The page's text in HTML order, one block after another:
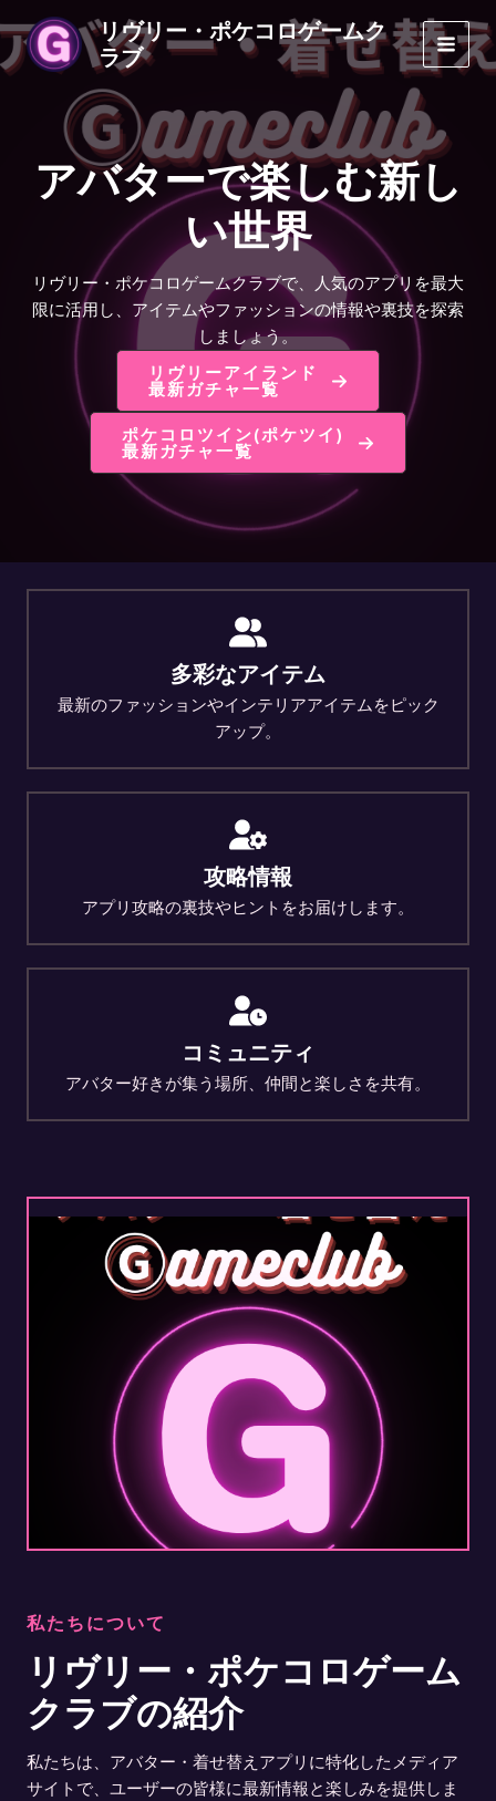
容
を
リヴリー・ポケコロゲームク
ラブ
アバターで楽しむ新し
い世界
リヴリー・ポケコロゲームクラブで、人気のアプリを最大
限に活用し、アイテムやファッションの情報や裏技を探索
しましょう。
リヴリーアイランド
最新ガチャ一覧
ポケコロツイン(ポケツイ)
最新ガチャ一覧
多彩なアイテム
最新のファッションやインテリアアイテムをピック
アップ。
攻略情報
アプリ攻略の裏技やヒントをお届けします。
コミュニティ
アバター好きが集う場所、仲間と楽しさを共有。
私たちについて
リヴリー・ポケコロゲーム
クラブの紹介
私たちは、アバター・着せ替えアプリに特化したメディア
サイトで、ユーザーの皆様に最新情報と楽しみを提供しま